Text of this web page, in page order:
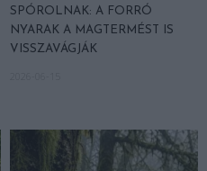
SPÓROLNAK: A FORRÓ
NYARAK A MAGTERMÉST IS
VISSZAVÁGJÁK